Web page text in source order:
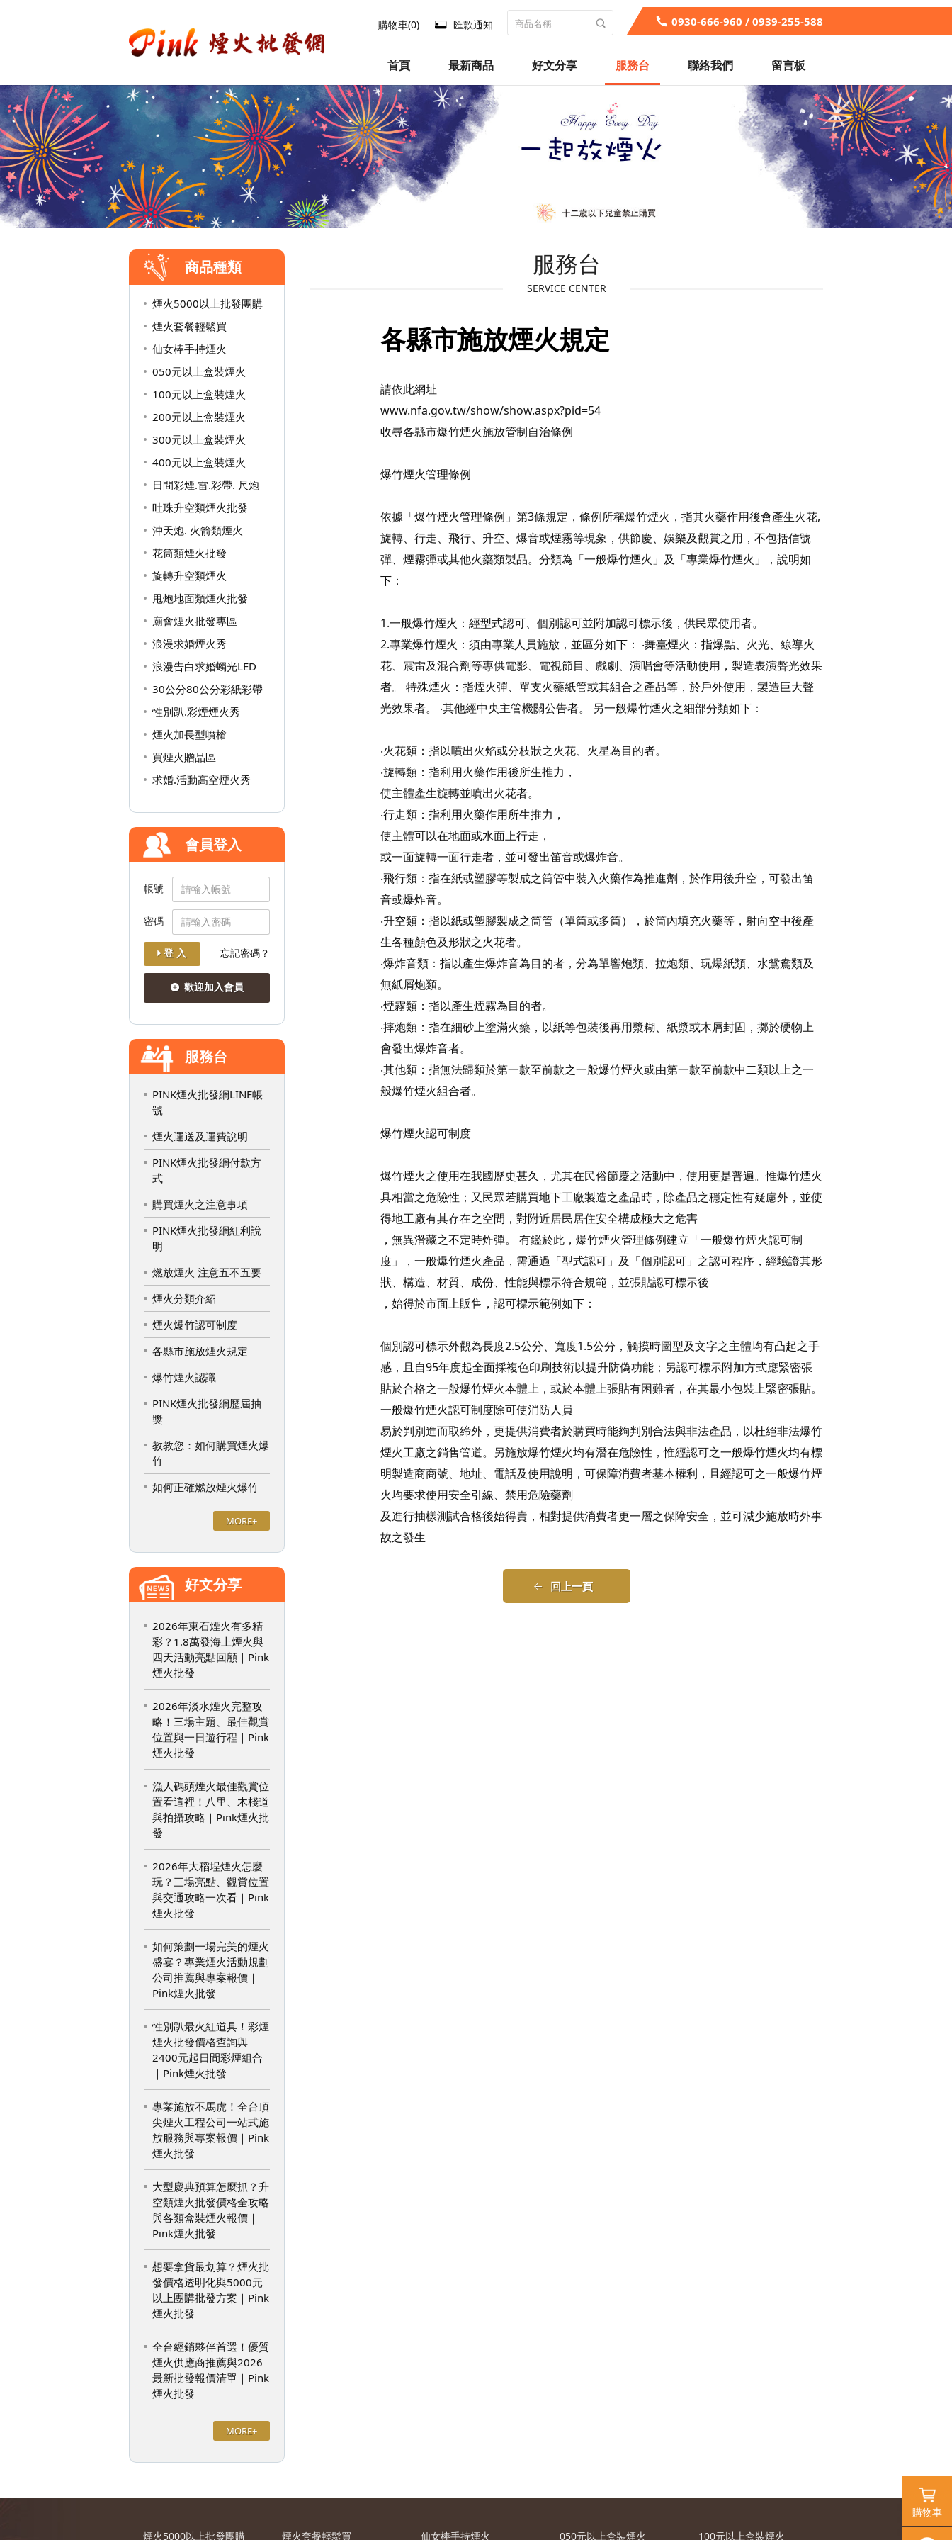
0930-666-960 / 0939-255-588
購物車(0) 匯款通知
首頁 最新商品 好文分享 服務台 聯絡我們 留言板
商品種類
煙火5000以上批發團購
煙火套餐輕鬆買
仙女棒手持煙火
050元以上盒裝煙火
100元以上盒裝煙火
200元以上盒裝煙火
300元以上盒裝煙火
400元以上盒裝煙火
日間彩煙.雷.彩帶. 尺炮
吐珠升空類煙火批發
沖天炮. 火箭類煙火
花筒類煙火批發
旋轉升空類煙火
甩炮地面類煙火批發
廟會煙火批發專區
浪漫求婚煙火秀
浪漫告白求婚蠋光LED
30公分80公分彩紙彩帶
性別趴.彩煙煙火秀
煙火加長型噴槍
買煙火贈品區
求婚.活動高空煙火秀
會員登入
帳號
密碼
登 入 忘記密碼？
歡迎加入會員
服務台
PINK煙火批發網LINE帳
號
煙火運送及運費說明
PINK煙火批發網付款方
式
購買煙火之注意事項
PINK煙火批發網紅利說
明
燃放煙火 注意五不五要
煙火分類介紹
煙火爆竹認可制度
各縣市施放煙火規定
爆竹煙火認識
PINK煙火批發網歷屆抽
獎
教教您：如何購買煙火爆
竹
如何正確燃放煙火爆竹
MORE+
好文分享
2026年東石煙火有多精
彩？1.8萬發海上煙火與
四天活動亮點回顧｜Pink
煙火批發
2026年淡水煙火完整攻
略！三場主題、最佳觀賞
位置與一日遊行程｜Pink
煙火批發
漁人碼頭煙火最佳觀賞位
置看這裡！八里、木棧道
與拍攝攻略｜Pink煙火批
發
2026年大稻埕煙火怎麼
玩？三場亮點、觀賞位置
與交通攻略一次看｜Pink
煙火批發
如何策劃一場完美的煙火
盛宴？專業煙火活動規劃
公司推薦與專案報價｜
Pink煙火批發
性別趴最火紅道具！彩煙
煙火批發價格查詢與
2400元起日間彩煙組合
｜Pink煙火批發
專業施放不馬虎！全台頂
尖煙火工程公司一站式施
放服務與專案報價｜Pink
煙火批發
大型慶典預算怎麼抓？升
空類煙火批發價格全攻略
與各類盒裝煙火報價｜
Pink煙火批發
想要拿貨最划算？煙火批
發價格透明化與5000元
以上團購批發方案｜Pink
煙火批發
全台經銷夥伴首選！優質
煙火供應商推薦與2026
最新批發報價清單｜Pink
煙火批發
MORE+
服務台
SERVICE CENTER
各縣市施放煙火規定
請依此網址
www.nfa.gov.tw/show/show.aspx?pid=54
收尋各縣市爆竹煙火施放管制自治條例
爆竹煙火管理條例
依據「爆竹煙火管理條例」第3條規定，條例所稱爆竹煙火，指其火藥作用後會產生火花,
旋轉、行走、飛行、升空、爆音或煙霧等現象，供節慶、娛樂及觀賞之用，不包括信號
彈、煙霧彈或其他火藥類製品。分類為「一般爆竹煙火」及「專業爆竹煙火」，說明如
下：
1.一般爆竹煙火：經型式認可、個別認可並附加認可標示後，供民眾使用者。
2.專業爆竹煙火：須由專業人員施放，並區分如下： ‧舞臺煙火：指爆點、火光、線導火
花、震雷及混合劑等專供電影、電視節目、戲劇、演唱會等活動使用，製造表演聲光效果
者。 特殊煙火：指煙火彈、單支火藥紙管或其組合之產品等，於戶外使用，製造巨大聲
光效果者。 ‧其他經中央主管機關公告者。 另一般爆竹煙火之細部分類如下：
‧火花類：指以噴出火焰或分枝狀之火花、火星為目的者。
‧旋轉類：指利用火藥作用後所生推力，
使主體產生旋轉並噴出火花者。
‧行走類：指利用火藥作用所生推力，
使主體可以在地面或水面上行走，
或一面旋轉一面行走者，並可發出笛音或爆炸音。
‧飛行類：指在紙或塑膠等製成之筒管中裝入火藥作為推進劑，於作用後升空，可發出笛
音或爆炸音。
‧升空類：指以紙或塑膠製成之筒管（單筒或多筒），於筒內填充火藥等，射向空中後產
生各種顏色及形狀之火花者。
‧爆炸音類：指以產生爆炸音為目的者，分為單響炮類、拉炮類、玩爆紙類、水鴛鴦類及
無紙屑炮類。
‧煙霧類：指以產生煙霧為目的者。
‧摔炮類：指在細砂上塗滿火藥，以紙等包裝後再用漿糊、紙漿或木屑封固，擲於硬物上
會發出爆炸音者。
‧其他類：指無法歸類於第一款至前款之一般爆竹煙火或由第一款至前款中二類以上之一
般爆竹煙火組合者。
爆竹煙火認可制度
爆竹煙火之使用在我國歷史甚久，尤其在民俗節慶之活動中，使用更是普遍。惟爆竹煙火
具相當之危險性；又民眾若購買地下工廠製造之產品時，除產品之穩定性有疑慮外，並使
得地工廠有其存在之空間，對附近居民居住安全構成極大之危害
，無異潛藏之不定時炸彈。 有鑑於此，爆竹煙火管理條例建立「一般爆竹煙火認可制
度」，一般爆竹煙火產品，需通過「型式認可」及「個別認可」之認可程序，經驗證其形
狀、構造、材質、成份、性能與標示符合規範，並張貼認可標示後
，始得於市面上販售，認可標示範例如下：
個別認可標示外觀為長度2.5公分、寬度1.5公分，觸摸時圖型及文字之主體均有凸起之手
感，且自95年度起全面採複色印刷技術以提升防偽功能；另認可標示附加方式應緊密張
貼於合格之一般爆竹煙火本體上，或於本體上張貼有困難者，在其最小包裝上緊密張貼。
一般爆竹煙火認可制度除可使消防人員
易於判別進而取締外，更提供消費者於購買時能夠判別合法與非法產品，以杜絕非法爆竹
煙火工廠之銷售管道。另施放爆竹煙火均有潛在危險性，惟經認可之一般爆竹煙火均有標
明製造商商號、地址、電話及使用說明，可保障消費者基本權利，且經認可之一般爆竹煙
火均要求使用安全引線、禁用危險藥劑
及進行抽樣測試合格後始得賣，相對提供消費者更一層之保障安全，並可減少施放時外事
故之發生
回上一頁
煙火5000以上批發團購 煙火套餐輕鬆買 仙女棒手持煙火 050元以上盒裝煙火 100元以上盒裝煙火
購物車